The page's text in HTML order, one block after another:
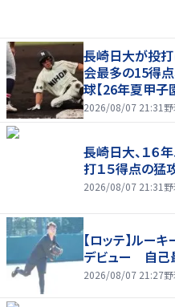
長崎日大が投打
会最多の15得
球【26年夏甲子
2026/08/07 21:31
長崎日大、１６
打１５得点の猛
2026/08/07 21:31
【ロッテ】ルー
デビュー 自己
2026/08/07 21:27